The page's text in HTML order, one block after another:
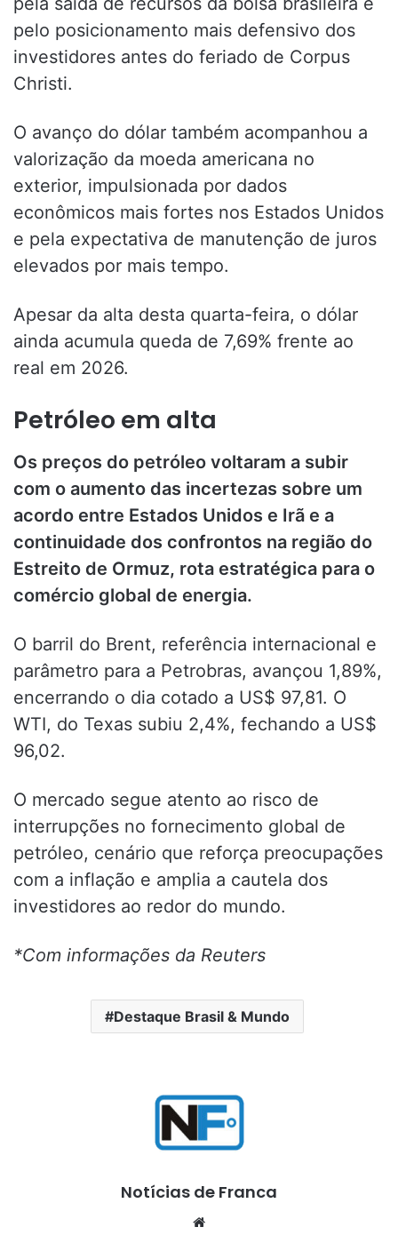
pelo posicionamento mais defensivo dos
investidores antes do feriado de Corpus
Christi.
O avanço do dólar também acompanhou a
valorização da moeda americana no
exterior, impulsionada por dados
econômicos mais fortes nos Estados Unidos
e pela expectativa de manutenção de juros
elevados por mais tempo.
Apesar da alta desta quarta-feira, o dólar
ainda acumula queda de 7,69% frente ao
real em 2026.
Petróleo em alta
Os preços do petróleo voltaram a subir
com o aumento das incertezas sobre um
acordo entre Estados Unidos e Irã e a
continuidade dos confrontos na região do
Estreito de Ormuz, rota estratégica para o
comércio global de energia.
O barril do Brent, referência internacional e
parâmetro para a Petrobras, avançou 1,89%,
encerrando o dia cotado a US$ 97,81. O
WTI, do Texas subiu 2,4%, fechando a US$
96,02.
O mercado segue atento ao risco de
interrupções no fornecimento global de
petróleo, cenário que reforça preocupações
com a inflação e amplia a cautela dos
investidores ao redor do mundo.
*Com informações da Reuters
Destaque Brasil & Mundo
Notícias de Franca